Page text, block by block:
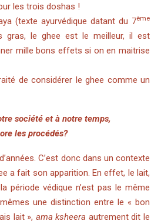
les trois doshas !
(texte ayurvédique datant du 7ème
gras, le ghee est le meilleur, il est
mille bons effets si on en maitrise
de considérer le ghee comme un
et à notre temps,
procédés?
C’est donc dans un contexte
a fait son apparition. En effet, le lait,
période védique n’est pas le même
une distinction entre le « bon
lait », ama ksheera autrement dit le